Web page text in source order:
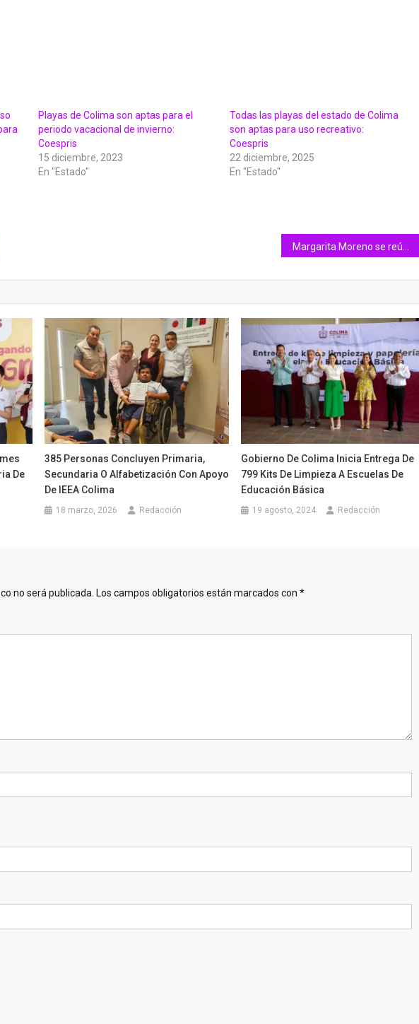
Playas de Colima son aptas para el
periodo vacacional de invierno:
Coespris
15 diciembre, 2023
En "Estado"
Todas las playas del estado de Colima
son aptas para uso recreativo:
Coespris
22 diciembre, 2025
En "Estado"
De
385 Personas Concluyen Primaria,
Secundaria O Alfabetización Con Apoyo
De IEEA Colima
18 marzo, 2026 Redacción
Gobierno De Colima Inicia Entrega De
799 Kits De Limpieza A Escuelas De
Educación Básica
19 agosto, 2024 Redacción
no será publicada. Los campos obligatorios están marcados con *